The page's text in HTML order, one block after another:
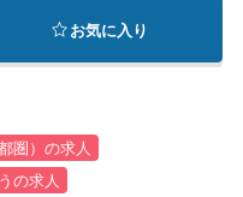
お気に入り
圏）の求人
の求人